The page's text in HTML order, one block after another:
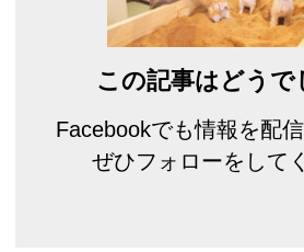
この記事はどうで
Facebookでも情報を配信
ぜひフォローをして